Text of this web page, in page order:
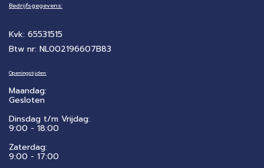
Bedrijfsgegevens:
Kvk: 65531515
Btw nr: NL002196607B83
Openingstijden:
Maandag:
Gesloten
Dinsdag t/m Vrijdag:
9:00 - 18:00
Zaterdag:
​9:00 - 17:00